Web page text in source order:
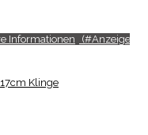
Informationen
Klinge